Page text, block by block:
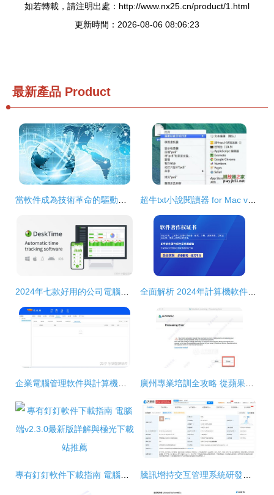
如若轉載，請注明出處：http://www.nx25.cn/product/1.html
更新時間：2026-08-06 08:06:23
最新產品 Product